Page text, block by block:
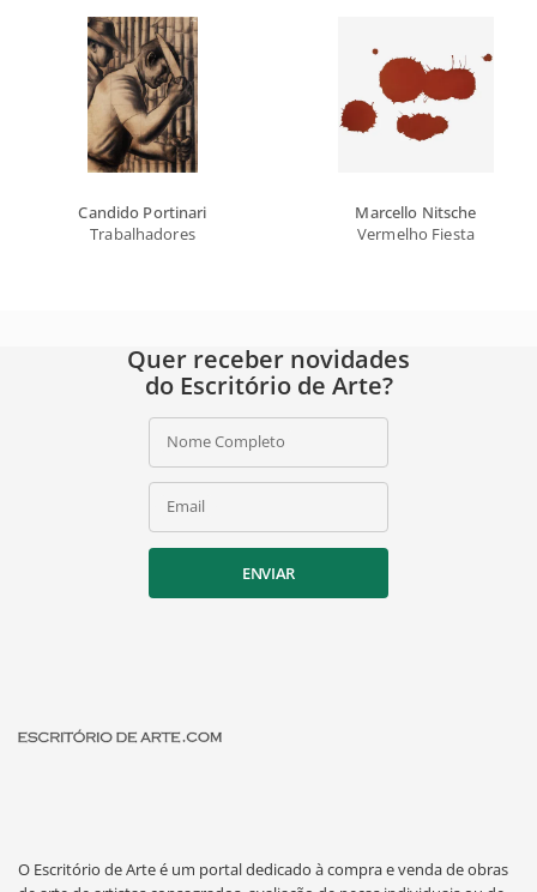
Candido Portinari
Trabalhadores
Marcello Nitsche
Vermelho Fiesta
Quer receber novidades
do Escritório de Arte?
Nome Completo
Email
ENVIAR
O Escritório de Arte é um portal dedicado à compra e venda de obras